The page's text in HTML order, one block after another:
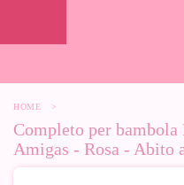
HOME >
Completo per bambola
Amigas - Rosa - Abito